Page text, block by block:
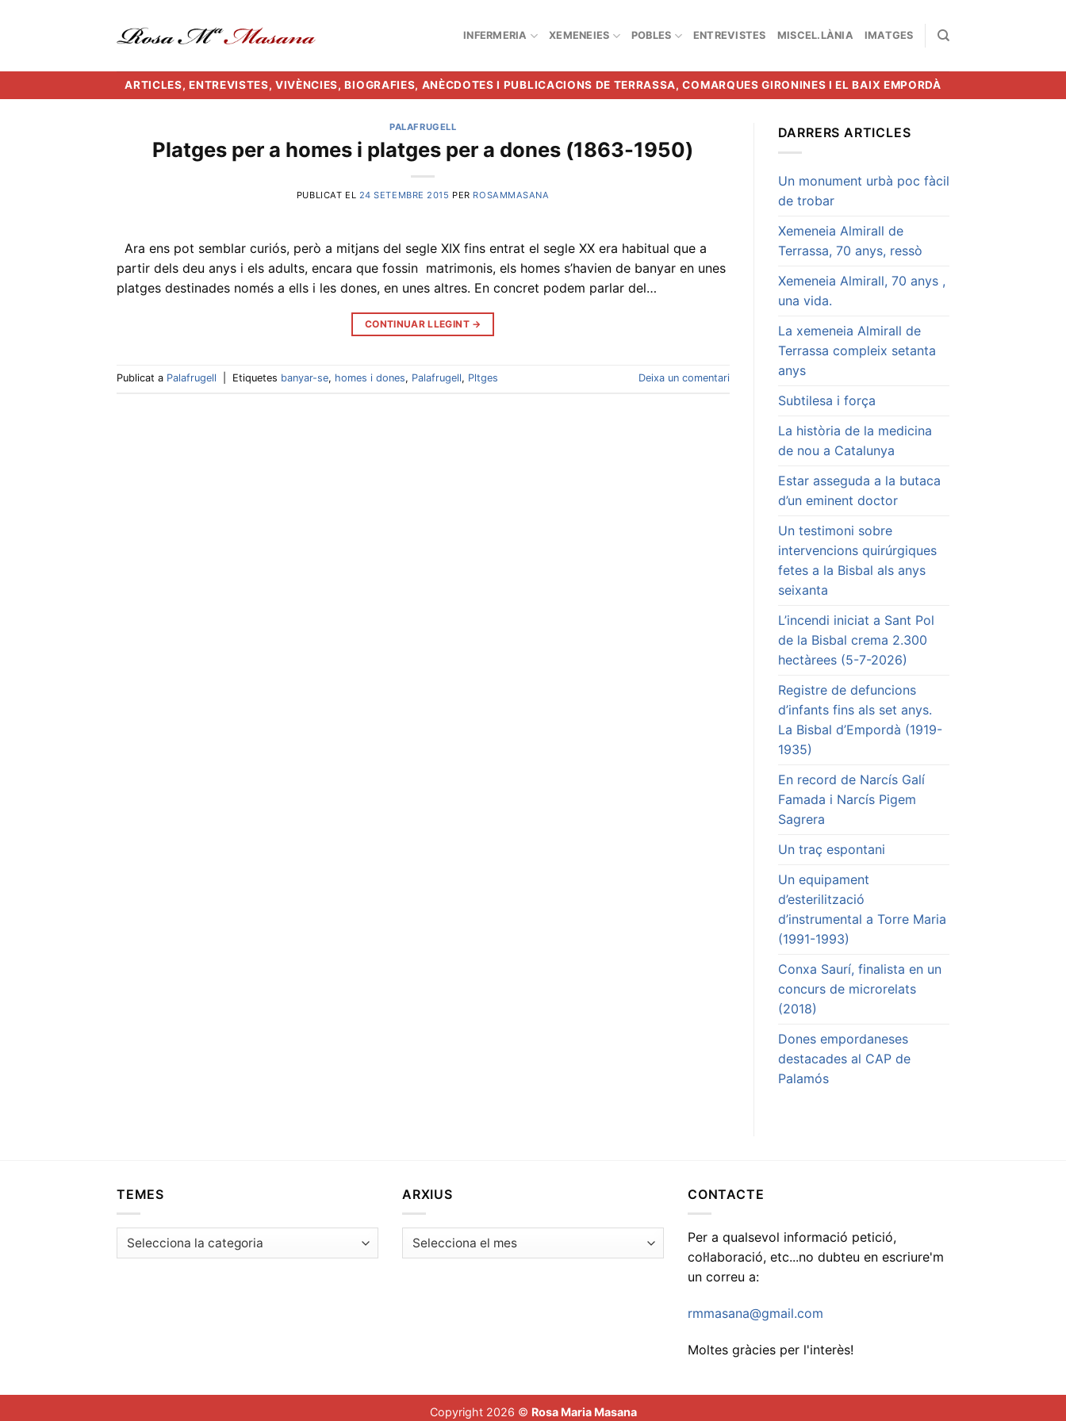
INFERMERIA XEMENEIES POBLES ENTREVISTES MISCEL.LÀNIA IMATGES
ARTICLES, ENTREVISTES, VIVÈNCIES, BIOGRAFIES, ANÈCDOTES I PUBLICACIONS DE TERRASSA, COMARQUES GIRONINES I EL BAIX EMPORDÀ
PALAFRUGELL
Platges per a homes i platges per a dones (1863-1950)
PUBLICAT EL 24 SETEMBRE 2015 PER ROSAMMASANA
Ara ens pot semblar curiós, però a mitjans del segle XIX fins entrat el segle XX era habitual que a
partir dels deu anys i els adults, encara que fossin matrimonis, els homes s’havien de banyar en unes
platges destinades només a ells i les dones, en unes altres. En concret podem parlar del…
CONTINUAR LLEGINT →
Publicat a Palafrugell Etiquetes banyar-se, homes i dones, Palafrugell, Pltges Deixa un comentari
DARRERS ARTICLES
Un monument urbà poc fàcil
de trobar
Xemeneia Almirall de
Terrassa, 70 anys, ressò
Xemeneia Almirall, 70 anys ,
una vida.
La xemeneia Almirall de
Terrassa compleix setanta
anys
Subtilesa i força
La història de la medicina
de nou a Catalunya
Estar asseguda a la butaca
d’un eminent doctor
Un testimoni sobre
intervencions quirúrgiques
fetes a la Bisbal als anys
seixanta
L’incendi iniciat a Sant Pol
de la Bisbal crema 2.300
hectàrees (5-7-2026)
Registre de defuncions
d’infants fins als set anys.
La Bisbal d’Empordà (1919-
1935)
En record de Narcís Galí
Famada i Narcís Pigem
Sagrera
Un traç espontani
Un equipament
d’esterilització
d’instrumental a Torre Maria
(1991-1993)
Conxa Saurí, finalista en un
concurs de microrelats
(2018)
Dones empordaneses
destacades al CAP de
Palamós
TEMES
Temes
ARXIUS
Arxius
CONTACTE
Per a qualsevol informació petició,
col·laboració, etc...no dubteu en escriure'm
un correu a:
rmmasana@gmail.com
Moltes gràcies per l'interès!
Copyright 2026 © Rosa Maria Masana